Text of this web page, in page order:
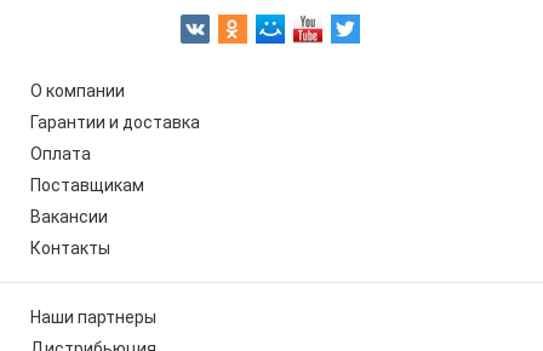
О компании
Гарантии и доставка
Оплата
Поставщикам
Вакансии
Контакты
Наши партнеры